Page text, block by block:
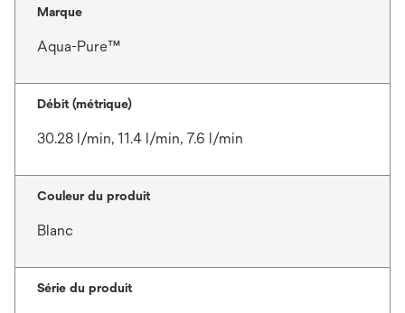
Marque
Aqua-Pure™
Débit (métrique)
30.28 l/min, 11.4 l/min, 7.6 l/min
Couleur du produit
Blanc
Série du produit